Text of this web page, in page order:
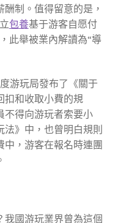
制。值得留意的是，
包養基于游客自愿付
此舉被業內解讀為“導
游玩局發布了《關于
扣和收取小費的規
不得向游玩者索要小
》中，也曾明白規則
中，游客在報名時連團
我國游玩業界曾為這個